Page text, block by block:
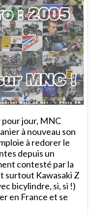
pour jour, MNC
à nouveau son
à redorer le
depuis un
contesté par la
surtout Kawasaki Z
bicylindre, si, si !)
en France et se